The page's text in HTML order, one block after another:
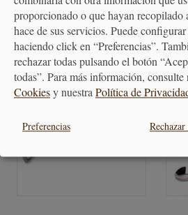
proporcionado o que hayan recopilado
hace de sus servicios. Puede
haciendo click en “Preferencias”.
rechazar todas pulsando el botón
todas”. Para más información, consulte
Cookiesy nuestraPolítica de
Preferencias Rechazar